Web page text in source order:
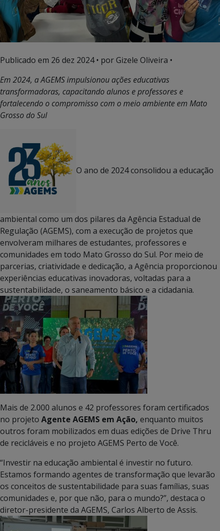
Publicado em 26 dez 2024• por Gizele Oliveira •
Em 2024, a AGEMS impulsionou ações educativas
transformadoras, capacitando alunos e professores e
fortalecendo o compromisso com o meio ambiente em Mato
Grosso do Sul
O ano de 2024 consolidou a educação
ambiental como um dos pilares da Agência Estadual de
Regulação (AGEMS), com a execução de projetos que
envolveram milhares de estudantes, professores e
comunidades em todo Mato Grosso do Sul. Por meio de
parcerias, criatividade e dedicação, a Agência proporcionou
experiências educativas inovadoras, voltadas para a
sustentabilidade, o saneamento básico e a cidadania.
Mais de 2.000 alunos e 42 professores foram certificados
no projeto Agente AGEMS em Ação, enquanto muitos
outros foram mobilizados em duas edições de Drive Thru
de recicláveis e no projeto AGEMS Perto de Você.
“Investir na educação ambiental é investir no futuro.
Estamos formando agentes de transformação que levarão
os conceitos de sustentabilidade para suas famílias, suas
comunidades e, por que não, para o mundo?”, destaca o
diretor-presidente da AGEMS, Carlos Alberto de Assis.